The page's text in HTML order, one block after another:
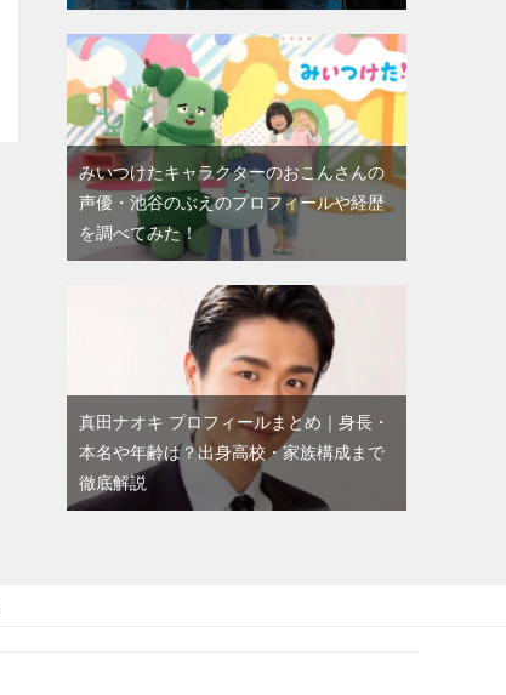
みいつけたキャラクターのおこんさんの
声優・池谷のぶえのプロフィールや経歴
を調べてみた！
真田ナオキ プロフィールまとめ｜身長・
本名や年齢は？出身高校・家族構成まで
徹底解説